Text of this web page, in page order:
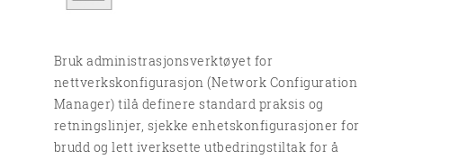
Bruk administrasjonsverktøyet for
nettverkskonfigurasjon (Network Configuration
Manager) tilå definere standard praksis og
retningslinjer, sjekke enhetskonfigurasjoner for
brudd og lett iverksette utbedringstiltak for å